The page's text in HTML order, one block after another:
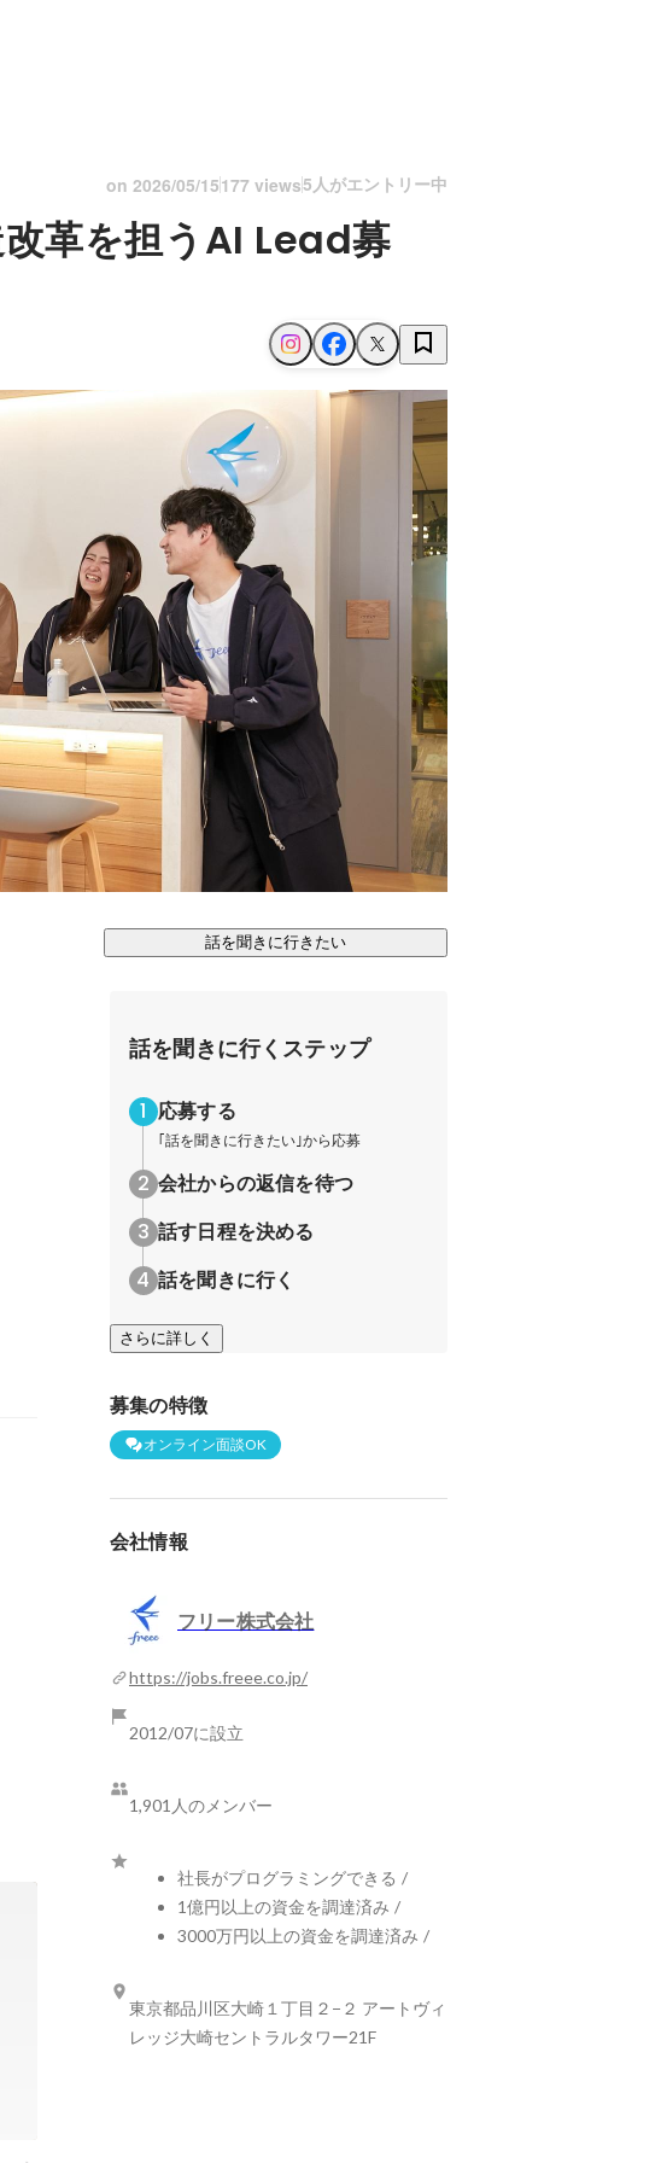
on 2026/05/15177 views5人がエントリー中
革を担うAI Lead募
話を聞きに行きたい
話を聞きに行くステップ
応募する
｢話を聞きに行きたい｣から応募
会社からの返信を待つ
話す日程を決める
話を聞きに行く
さらに詳しく
募集の特徴
オンライン面談OK
会社情報
フリー株式会社
https://jobs.freee.co.jp/
2012/07に設立
1,901人のメンバー
社長がプログラミングできる /
1億円以上の資金を調達済み /
3000万円以上の資金を調達済み /
東京都品川区大崎１丁目２−２ アートヴィ
レッジ大崎セントラルタワー21F